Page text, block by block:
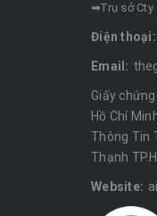
➡Trụ sở Cty
Điện thoại:
Email:
Giấy
Hồ Chí
Thông Tin
Thạnh
Website: